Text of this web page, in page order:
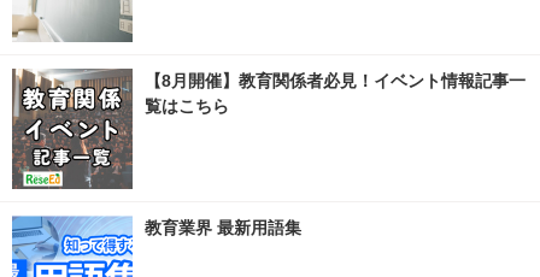
【8月開催】教育関係者必見！イベント情報記事一
覧はこちら
教育業界 最新用語集